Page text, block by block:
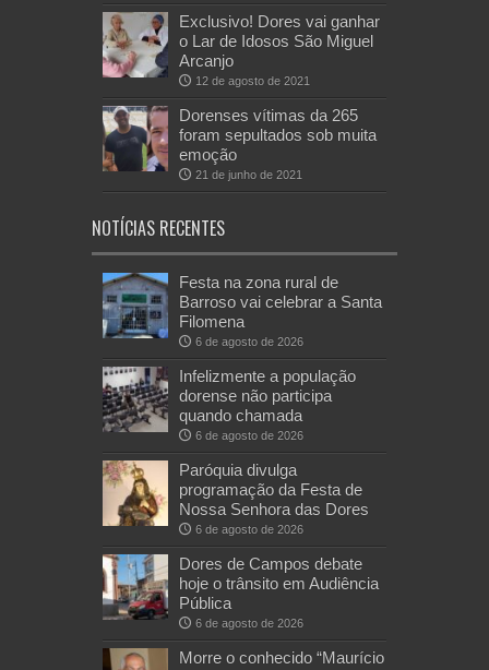
Exclusivo! Dores vai ganhar
o Lar de Idosos São Miguel
Arcanjo
12 de agosto de 2021
Dorenses vítimas da 265
foram sepultados sob muita
emoção
21 de junho de 2021
NOTÍCIAS RECENTES
Festa na zona rural de
Barroso vai celebrar a Santa
Filomena
6 de agosto de 2026
Infelizmente a população
dorense não participa
quando chamada
6 de agosto de 2026
Paróquia divulga
programação da Festa de
Nossa Senhora das Dores
6 de agosto de 2026
Dores de Campos debate
hoje o trânsito em Audiência
Pública
6 de agosto de 2026
Morre o conhecido “Maurício